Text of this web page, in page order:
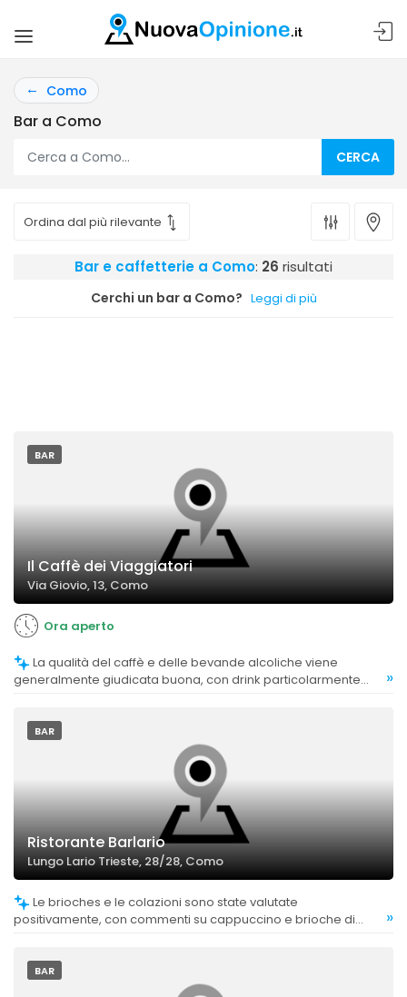
Como
Bar a Como
CERCA
Bar e caffetterie a Como: 26 risultati
Cerchi un bar a Como? Leggi di più
BAR
Il Caffè dei Viaggiatori
Via Giovio, 13, Como
Ora aperto
generalmente giudicata buona, con drink particolarmente
»
BAR
Ristorante Barlario
Lungo Lario Trieste, 28/28, Como
positivamente, con commenti su cappuccino e brioche di
»
BAR